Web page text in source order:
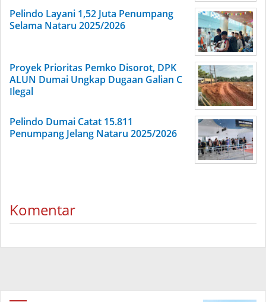
Pelindo Layani 1,52 Juta Penumpang
Selama Nataru 2025/2026
Proyek Prioritas Pemko Disorot, DPK
ALUN Dumai Ungkap Dugaan Galian C
Ilegal
Pelindo Dumai Catat 15.811
Penumpang Jelang Nataru 2025/2026
Komentar